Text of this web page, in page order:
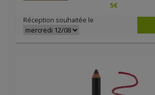
5€
Réception souhaitée le